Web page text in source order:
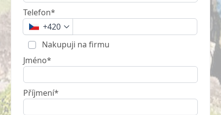
Telefon*
+420
Nakupuji na firmu
Jméno*
Příjmení*